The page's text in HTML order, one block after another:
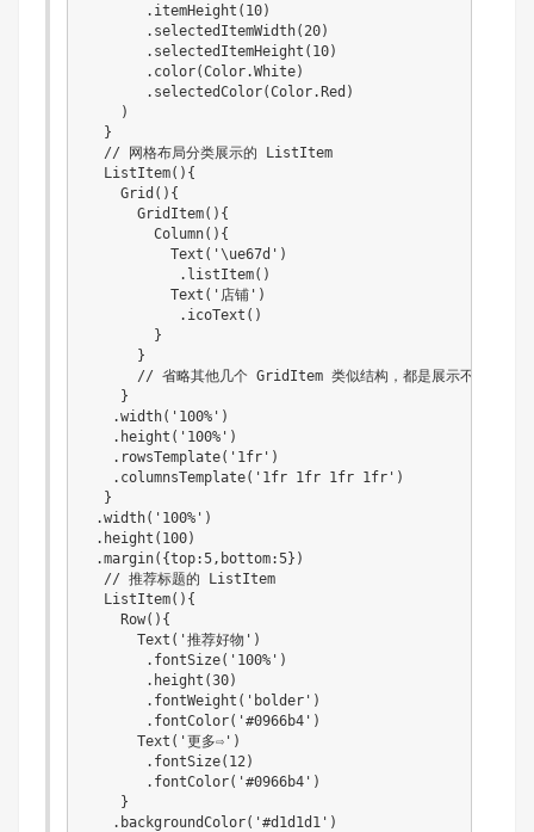
       .itemHeight(10)
       .selectedItemWidth(20)
       .selectedItemHeight(10)
       .color(Color.White)
       .selectedColor(Color.Red)
    )
  }
  // 网格布局分类展示的 ListItem
  ListItem(){
    Grid(){
      GridItem(){
        Column(){
          Text('\ue67d')
           .listItem()
          Text('店铺')
           .icoText()
        }
      }
      // 省略其他几个 GridItem 类似结构，都是展示不同分类
    }
   .width('100%')
   .height('100%')
   .rowsTemplate('1fr')
   .columnsTemplate('1fr 1fr 1fr 1fr')
  }
.width('100%')
.height(100)
.margin({top:5,bottom:5})
  // 推荐标题的 ListItem
  ListItem(){
    Row(){
      Text('推荐好物')
       .fontSize('100%')
       .height(30)
       .fontWeight('bolder')
       .fontColor('#0966b4')
      Text('更多⇨')
       .fontSize(12)
       .fontColor('#0966b4')
    }
   .backgroundColor('#d1d1d1')